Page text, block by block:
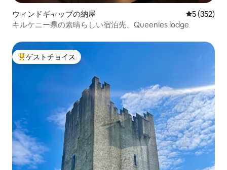
ウィンドギャップの納屋 レビュー
5 (352)
キルケニー県の素晴らしい宿泊先、Queenies lodge
大好評のゲストチョイスです。
ゲストチョイス